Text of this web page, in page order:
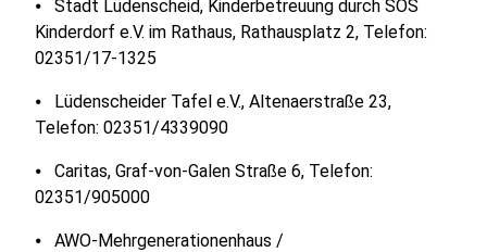
⦁ Stadt Lüdenscheid, Kinderbetreuung durch SOS
Kinderdorf e.V. im Rathaus, Rathausplatz 2, Telefon:
02351/17-1325
⦁ Lüdenscheider Tafel e.V., Altenaerstraße 23,
Telefon: 02351/4339090
⦁ Caritas, Graf-von-Galen Straße 6, Telefon:
02351/905000
⦁ AWO-Mehrgenerationenhaus /